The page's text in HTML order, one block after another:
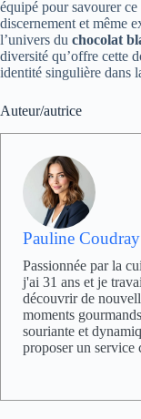
équipé pour savourer
discernement et même
l’univers du chocolat
diversité qu’offre cette
identité singulière dans
Auteur/autrice
Pauline Coudray
Passionnée par la
j'ai 31 ans et je
découvrir de
moments
souriante et
proposer un service